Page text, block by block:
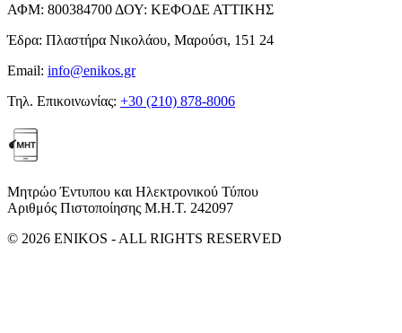
ΑΦΜ: 800384700 ΔΟΥ: ΚΕΦΟΔΕ ΑΤΤΙΚΗΣ
Έδρα: Πλαστήρα Νικολάου, Μαρούσι, 151 24
Email: info@enikos.gr
Τηλ. Επικοινωνίας: +30 (210) 878-8006
Μητρώο Έντυπου και Ηλεκτρονικού Τύπου
Αριθμός Πιστοποίησης Μ.Η.Τ. 242097
© 2026 ENIKOS - ALL RIGHTS RESERVED